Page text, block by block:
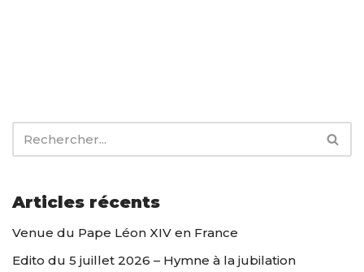
Articles récents
Venue du Pape Léon XIV en France
Edito du 5 juillet 2026 – Hymne à la jubilation